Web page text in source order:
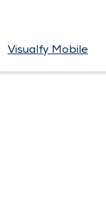
Visualfy Mobile